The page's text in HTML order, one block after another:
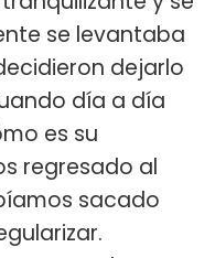
se levantaba
dejarlo
día a día
es su
regresado al
sacado